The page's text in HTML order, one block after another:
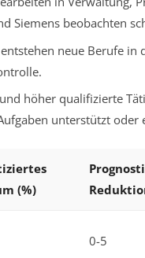
Siemens beobachten
neue Berufe in
höher qualifizierte
unterstützt oder
(%)
0-5